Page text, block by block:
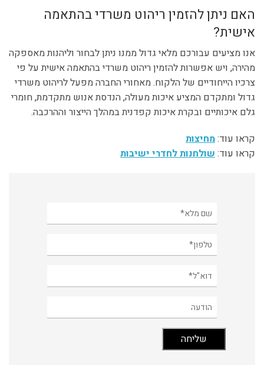
האם ניתן להזמין ריהוט משרדי בהתאמה
אישית?
אנו מציעים עבורכם מלאי גדול ממנו ניתן לבחור וליהנות מאספקה
מהירה, ויש אפשרות להזמין ריהוט משרדי בהתאמה אישית על פי
צרכיו הייחודיים של הלקוח. מאחורי החברה מפעל לריהוט משרדי
גדול ומתקדם המציע איכות מעולה, הנדסת אנוש מתקדמת, חומרי
גלם איכותיים ובקרת איכות קפדנית במהלך הייצור וההרכבה.
קראו עוד:מחיצות
קראו עוד:שולחנות לחדרי ישיבות